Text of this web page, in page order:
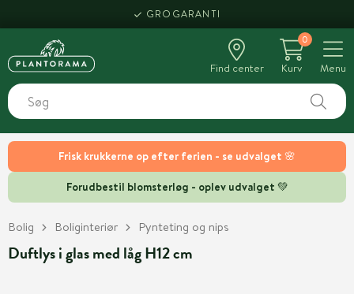
Frisk krukkerne op efter ferien - se udvalget 🌸
Forudbestil blomsterløg - oplev udvalget 💚
GROGARANTI
Find center
0
Kurv
Menu
Bolig Boliginteriør Pynteting og nips
Duftlys i glas med låg H12 cm